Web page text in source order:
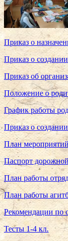
Приказ о
Приказ о
Приказ об
Положение о
График работы
Приказ о
План
Паспорт
План работы
План работы
Рекомендации по
Тесты 1-4 кл.